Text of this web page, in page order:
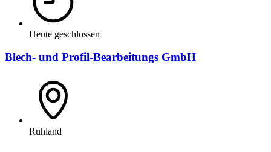
Heute geschlossen
Blech- und Profil-Bearbeitungs GmbH
Ruhland